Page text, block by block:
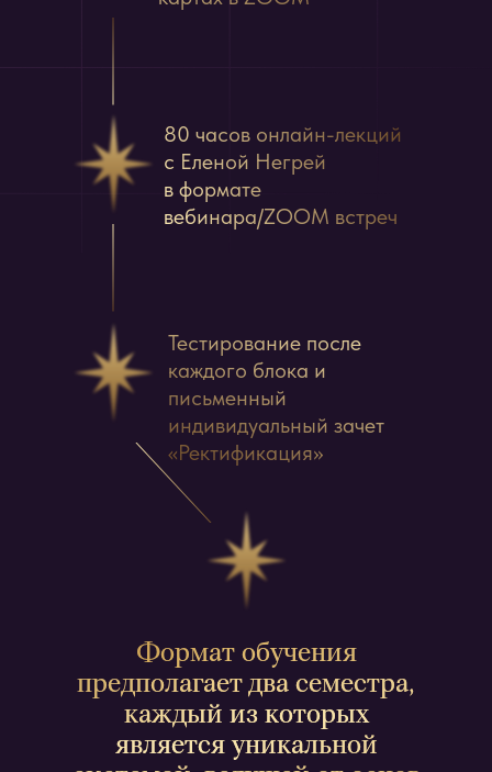
Формат обучения
предполагает два семестра,
каждый из которых
является уникальной
80 часов онлайн-лекций
с Еленой Негрей
в формате
вебинара/ZOOM встреч
Тестирование после
каждого блока и
письменный
индивидуальный зачет
«Ректификация»